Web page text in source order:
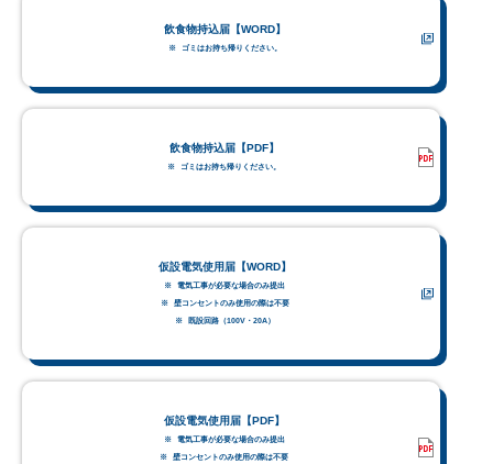
飲食物持込届【WORD】
ゴミはお持ち帰りください。
飲食物持込届【PDF】
ゴミはお持ち帰りください。
仮設電気使用届【WORD】
電気工事が必要な場合のみ提出
壁コンセントのみ使用の際は不要
既設回路（100V・20A）
仮設電気使用届【PDF】
電気工事が必要な場合のみ提出
壁コンセントのみ使用の際は不要